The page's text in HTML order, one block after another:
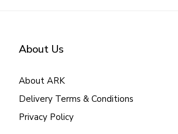
About Us
About ARK
Delivery Terms & Conditions
Privacy Policy